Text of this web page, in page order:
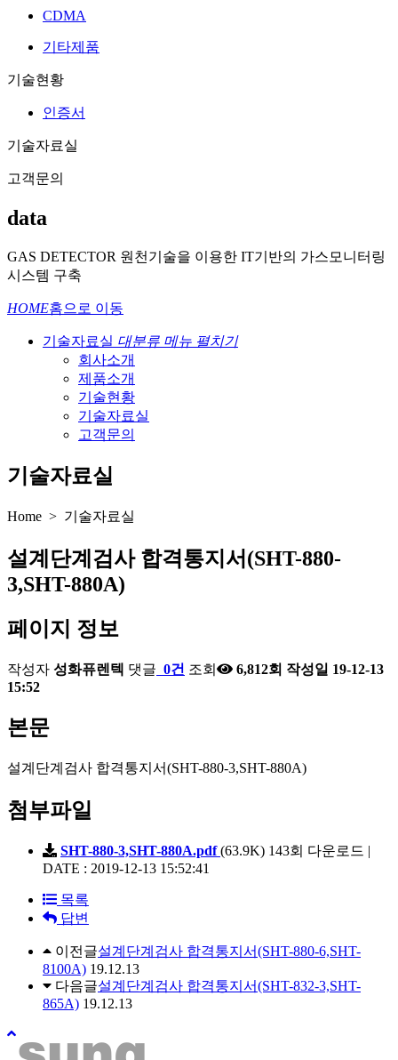
CDMA
기타제품
기술현황
인증서
기술자료실
고객문의
data
GAS DETECTOR 원천기술을 이용한 IT기반의 가스모니터링
시스템 구축
HOME홈으로 이동
기술자료실 대분류 메뉴 펼치기
회사소개
제품소개
기술현황
기술자료실
고객문의
기술자료실
Home > 기술자료실
설계단계검사 합격통지서(SHT-880-
3,SHT-880A)
페이지 정보
작성자 성화퓨렌텍 댓글 0건 조회 6,812회 작성일 19-12-13
15:52
본문
설계단계검사 합격통지서(SHT-880-3,SHT-880A)
첨부파일
SHT-880-3,SHT-880A.pdf (63.9K) 143회 다운로드 |
DATE : 2019-12-13 15:52:41
목록
답변
이전글설계단계검사 합격통지서(SHT-880-6,SHT-
8100A) 19.12.13
다음글설계단계검사 합격통지서(SHT-832-3,SHT-
865A) 19.12.13
위
로